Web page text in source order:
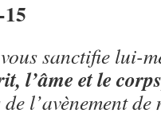
sanctifie lui-
l’âme et le
l’avènement de